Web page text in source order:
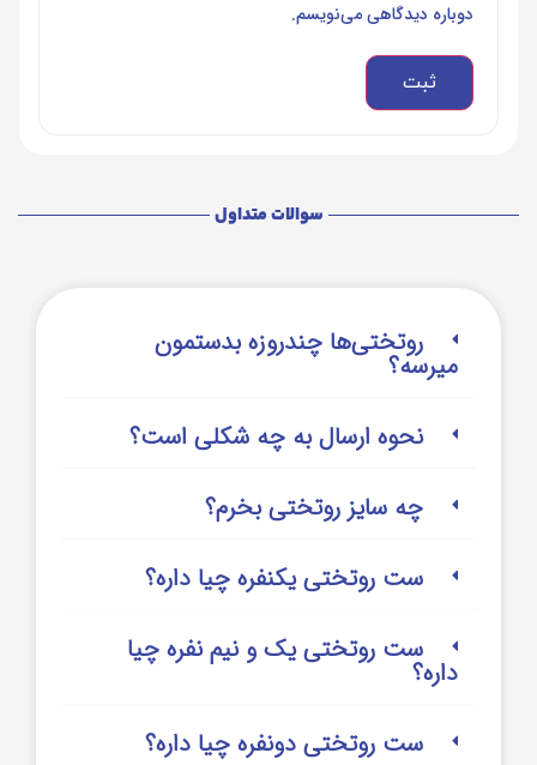
دوباره دیدگاهی می‌نویسم.
سوالات متداول
روتختی‌‌ها چندروزه بدستمون
میرسه؟
نحوه ارسال به چه شکلی است؟
چه سایز روتختی بخرم؟
ست روتختی یکنفره چیا داره؟
ست روتختی یک و نیم نفره چیا
داره؟
ست روتختی دونفره چیا داره؟